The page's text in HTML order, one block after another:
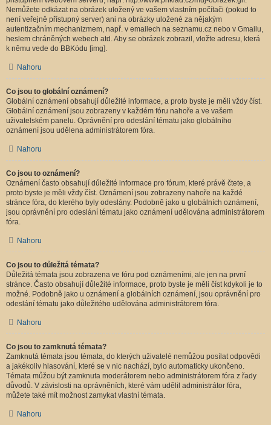
Nemůžete odkázat na obrázek uložený ve vašem vlastním počítači (pokud to
není veřejně přístupný server) ani na obrázky uložené za nějakým
autentizačním mechanizmem, např. v emailech na seznamu.cz nebo v Gmailu,
heslem chráněných webech atd. Aby se obrázek zobrazil, vložte adresu, která
k němu vede do BBKódu [img].
Nahoru
Co jsou to globální oznámení?
Globální oznámení obsahují důležité informace, a proto byste je měli vždy číst.
Globální oznámení jsou zobrazeny v každém fóru nahoře a ve vašem
uživatelském panelu. Oprávnění pro odeslání tématu jako globálního
oznámení jsou udělena administrátorem fóra.
Nahoru
Co jsou to oznámení?
Oznámení často obsahují důležité informace pro fórum, které právě čtete, a
proto byste je měli vždy číst. Oznámení jsou zobrazeny nahoře na každé
stránce fóra, do kterého byly odeslány. Podobně jako u globálních oznámení,
jsou oprávnění pro odeslání tématu jako oznámení udělována administrátorem
fóra.
Nahoru
Co jsou to důležitá témata?
Důležitá témata jsou zobrazena ve fóru pod oznámeními, ale jen na první
stránce. Často obsahují důležité informace, proto byste je měli číst kdykoli je to
možné. Podobně jako u oznámení a globálních oznámení, jsou oprávnění pro
odeslání tématu jako důležitého udělována administrátorem fóra.
Nahoru
Co jsou to zamknutá témata?
Zamknutá témata jsou témata, do kterých uživatelé nemůžou posílat odpovědi
a jakékoliv hlasování, které se v nic nachází, bylo automaticky ukončeno.
Témata můžou být zamknuta moderátorem nebo administrátorem fóra z řady
důvodů. V závislosti na oprávněních, které vám udělil administrátor fóra,
můžete také mít možnost zamykat vlastní témata.
Nahoru